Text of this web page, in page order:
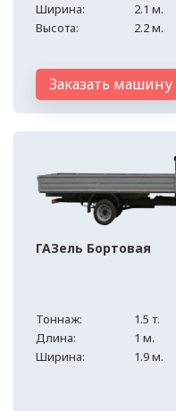
Ширина:
2.1 м.
Высота:
2.2 м.
Заказать машину
ГАЗель Бортовая
Тоннаж:
1.5 т.
Длина:
1 м.
Ширина:
1.9 м.